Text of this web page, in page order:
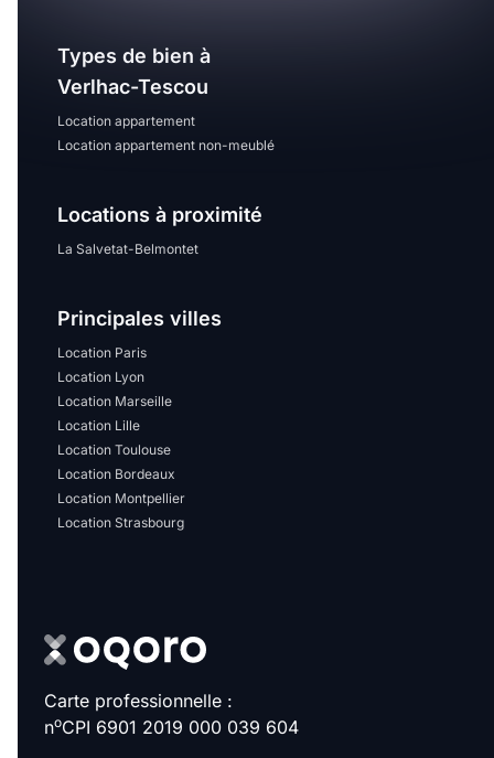
Nombre de chambres
disponibles
chambres
Espaces additionnels
Équipements des parties
communes
Ascenseur
Local à vélo
Promotions
Mettre en avant les
promotions sur honoraires
Types de bien à
Verlhac-Tescou
Location appartement
Location appartement non-meublé
Locations à proximité
La Salvetat-Belmontet
Principales villes
Location Paris
Location Lyon
Location Marseille
Location Lille
Location Toulouse
Location Bordeaux
Location Montpellier
Location Strasbourg
Carte professionnelle :
noCPI 6901 2019 000 039 604